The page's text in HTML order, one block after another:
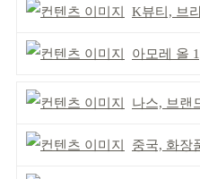
K뷰티, 브
아모레 올 1, 2
나스, 브랜드
중국, 화장품